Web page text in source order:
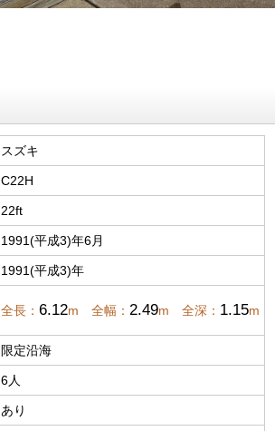
スズキ
C22H
22ft
1991(平成3)年6月
1991(平成3)年
全長： 6.12m 全幅： 2.49m 全深： 1.15m
限定沿海
6人
あり